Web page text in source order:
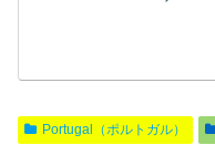
Portugal（ポルトガル）